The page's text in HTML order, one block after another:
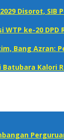
Disorot,
WTP ke-20
Bang Azran:
Kalori